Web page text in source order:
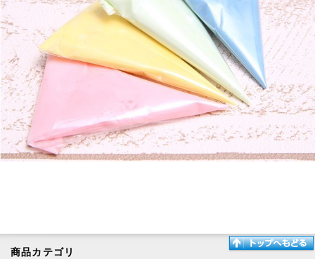
商品カテゴリ